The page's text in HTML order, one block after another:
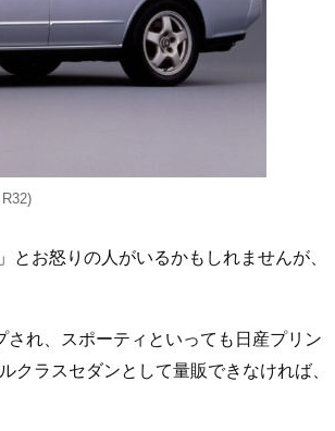
とお怒りの人がいるかもしれませんが、
れ、スポーティといっても日産プリン
クラスセダンとして量販できなければ、